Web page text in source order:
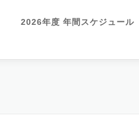
2026年度 年間スケジュール